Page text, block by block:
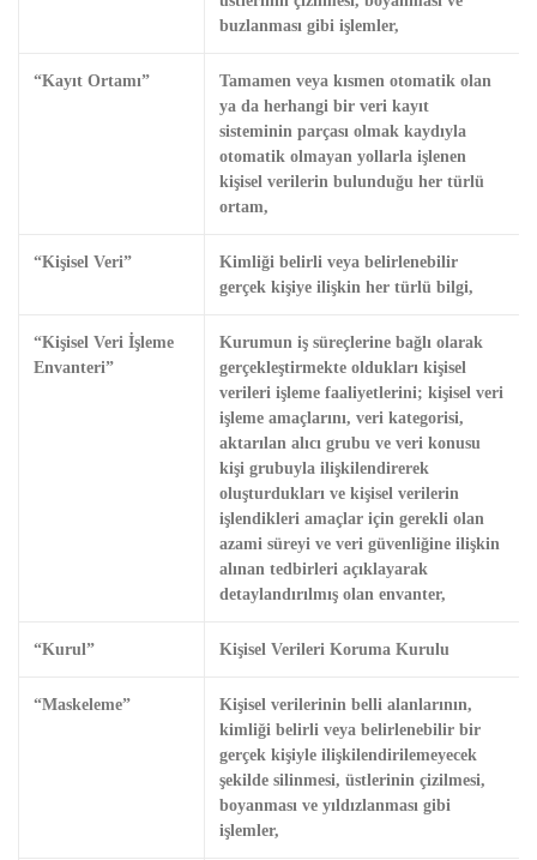
buzlanması gibi işlemler,
“Kayıt Ortamı”
Tamamen veya kısmen otomatik olan
ya da herhangi bir veri kayıt
sisteminin parçası olmak kaydıyla
otomatik olmayan yollarla işlenen
kişisel verilerin bulunduğu her türlü
ortam,
“Kişisel Veri”
Kimliği belirli veya belirlenebilir
gerçek kişiye ilişkin her türlü bilgi,
“Kişisel Veri İşleme
Envanteri”
Kurumun iş süreçlerine bağlı olarak
gerçekleştirmekte oldukları kişisel
verileri işleme faaliyetlerini; kişisel veri
işleme amaçlarını, veri kategorisi,
aktarılan alıcı grubu ve veri konusu
kişi grubuyla ilişkilendirerek
oluşturdukları ve kişisel verilerin
işlendikleri amaçlar için gerekli olan
azami süreyi ve veri güvenliğine ilişkin
alınan tedbirleri açıklayarak
detaylandırılmış olan envanter,
“Kurul” Kişisel Verileri Koruma Kurulu
“Maskeleme”
Kişisel verilerinin belli alanlarının,
kimliği belirli veya belirlenebilir bir
gerçek kişiyle ilişkilendirilemeyecek
şekilde silinmesi, üstlerinin çizilmesi,
boyanması ve yıldızlanması gibi
işlemler,